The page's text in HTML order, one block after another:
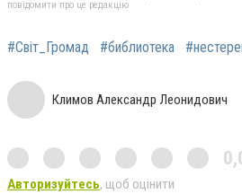
повідомити про це редакцію
#Свiт_Громад #библиотека
Климов Александр Леонидович
Авторизуйтесь, щоб оцінити